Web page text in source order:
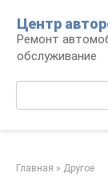
контенту
Центр
Ремонт
обслуживание
Главная » Другое